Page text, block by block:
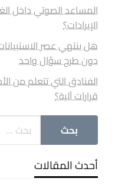
المساعد الصوتي داخل
الإيرادات؟
هل ينتهي عصر
دون طرح سؤال واحد
الفنادق التي تتعلم من
قرارات آلية؟
أحدث المقالات